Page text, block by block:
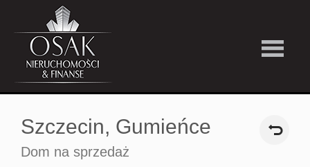
Kup
Szczecin, Gumieńce
Dom na sprzedaż